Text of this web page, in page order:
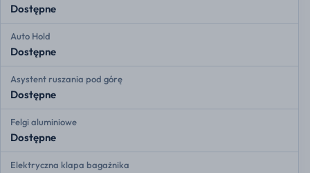
Dostępne
Auto Hold
Dostępne
Asystent ruszania pod górę
Dostępne
Felgi aluminiowe
Dostępne
Elektryczna klapa bagażnika